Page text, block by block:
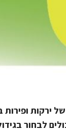
ירקות ופירות
לבחור